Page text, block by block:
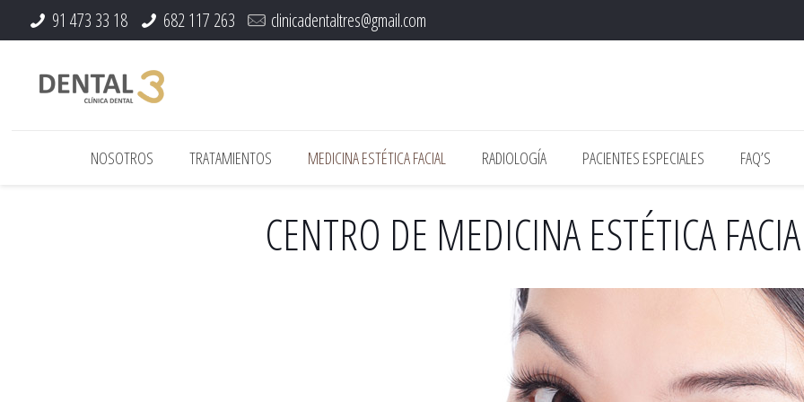
91 473 33 18 682 117 263 clinicadentaltres@gmail.com
NOSOTROS TRATAMIENTOS MEDICINA ESTÉTICA FACIAL RADIOLOGÍA PACIENTES ESPECIALES FAQ’S
CENTRO DE MEDICINA ESTÉTICA